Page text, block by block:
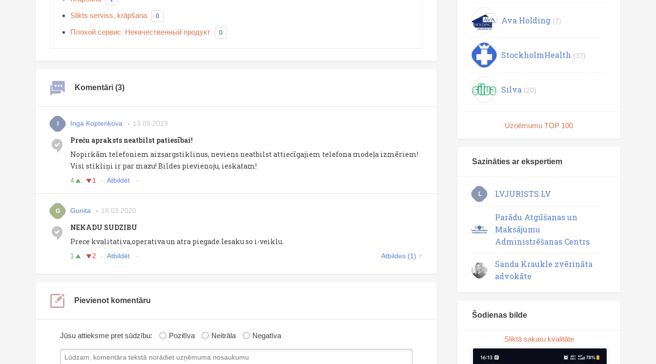
Slikts serviss, krāpšana 0
Плохой сервис. Некачественный продукт 0
Komentāri (3)
Inga Koptenkova 13.09.2019
Preču apraksts neatbilst patiesībai!
Nopirkām telefoniem aizsargstiklinus, neviens neatbilst attiecīgajiem telefona modeļa izmēriem!
Visi stikliņi ir par mazu! Bildes pievienoju, ieskatam!
4 1 Atbildēt
G Gunita 18.03.2020
NEKADU SUDZIBU
Prece kvalitativa,operativa un atra piegade.Iesaku so i-veiklu.
1 2 Atbildēt Atbildes (1)
Pievienot komentāru
Jūsu attieksme pret sūdzību: Pozitīva Neitrāla Negatīva
Ava Holding (7)
StockholmHealth (37)
Silva (20)
Uzņēmumu TOP 100
Sazināties ar ekspertiem
L LVJURISTS.LV
Parādu Atgūšanas un
Maksājumu
Administrēšanas Centrs
Sanda Kraukle zvērināta
advokāte
Šodienas bilde
Sliktā sakaru kvalitāte